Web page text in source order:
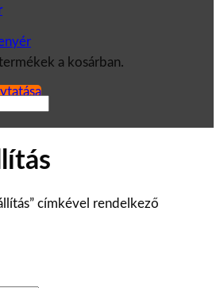
a kosárban.
címkével rendelkező